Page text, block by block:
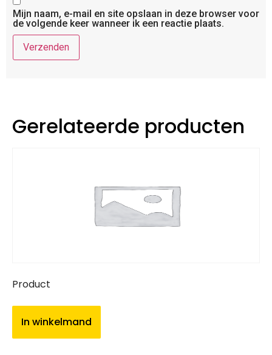
Mijn naam, e-mail en site opslaan in deze browser voor
de volgende keer wanneer ik een reactie plaats.
Gerelateerde producten
Product
In winkelmand